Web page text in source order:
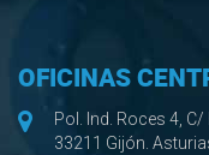
OFICINAS
Pol. Ind. Roces 4,
33211 Gijón.